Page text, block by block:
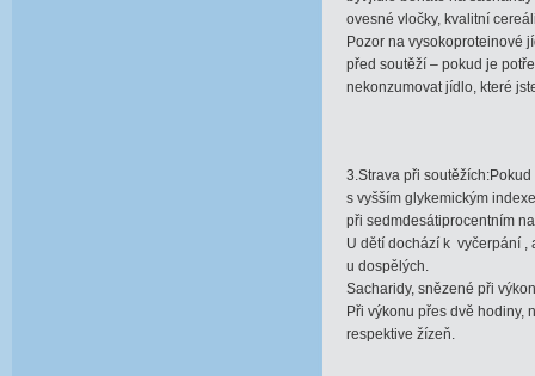
ovesné vločky, kvalitní
Pozor na
před soutěží – pokud je
nekonzumovat jídlo, které
3.Strava při
s vyšším glykemickým
při sedmdesátiprocentním
U dětí dochází k vyčerpání
u dospělých.
Sacharidy, snězené při
Při výkonu přes dvě hodiny,
respektive žízeň.